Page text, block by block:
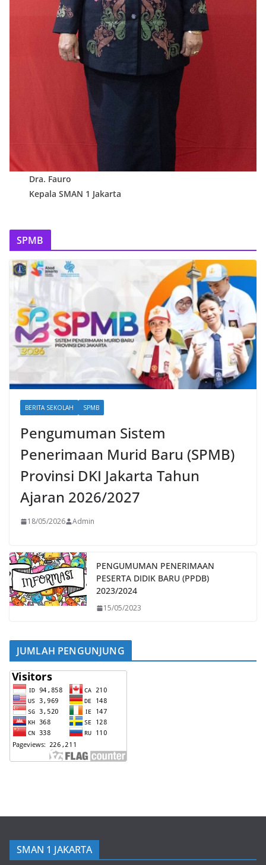
Dra. Fauro
Kepala SMAN 1 Jakarta
SPMB
BERITA SEKOLAH SPMB
Pengumuman Sistem
Penerimaan Murid Baru (SPMB)
Provinsi DKI Jakarta Tahun
Ajaran 2026/2027
18/05/2026 Admin
PENGUMUMAN PENERIMAAN
PESERTA DIDIK BARU (PPDB)
2023/2024
15/05/2023
JUMLAH PENGUNJUNG
SMAN 1 JAKARTA